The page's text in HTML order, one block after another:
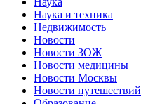
Наука и техника
Недвижимость
Новости
Новости ЗОЖ
Новости медицины
Новости Москвы
Новости путешествий